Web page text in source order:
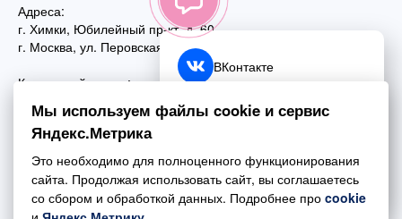
Адреса:
г. Химки, Юбилейный пр-кт, д. 60
г. Москва, ул. Перовская, д. 59
Контактный номер:
+7 (495) 970-44-75
Почта:
mail@esta-fiesta.ru
Режим работы интернет-магазина:
ВКонтакте
Telegram
Обратный звонок
Мы используем файлы cookie и сервис
Яндекс.Метрика
Это необходимо для полноценного функционирования
сайта. Продолжая использовать сайт, вы соглашаетесь
со сбором и обработкой данных. Подробнее про cookie